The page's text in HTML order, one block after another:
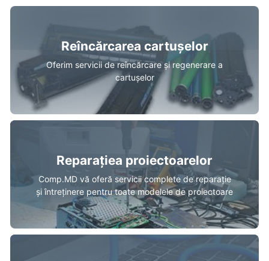
Reîncărcarea cartușelor
Oferim servicii de reîncărcare și regenerare a
cartușelor
Reparațiea proiectoarelor
Comp.MD vă oferă servicii complete de reparație
și întreținere pentru toate modelele de proiectoare